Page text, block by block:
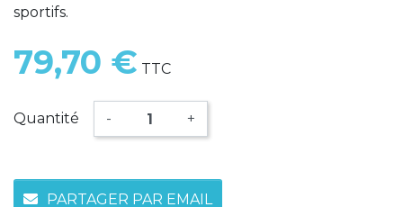
sportifs.
79,70 € TTC
Quantité - +
PARTAGER PAR EMAIL